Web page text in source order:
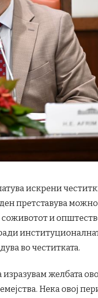
искрени
претставува
и
во честитката.
желбата
Нека овој